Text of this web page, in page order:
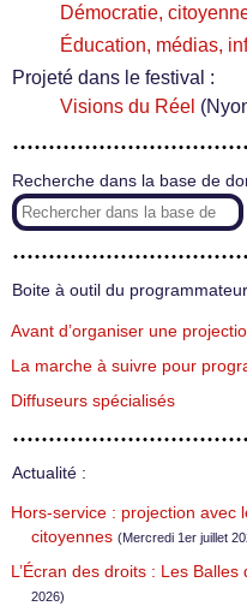
Démocratie,
Éducation, médias,
Projeté dans le festival :
Visions du Réel
Recherche dans la base de
Boite à outil du
Avant d’organiser une
La marche à suivre pour
Diffuseurs spécialisés
Actualité :
Hors-service : projection avec
citoyennes (Mercredi 1er juillet
L’Écran des droits : Les
2026)